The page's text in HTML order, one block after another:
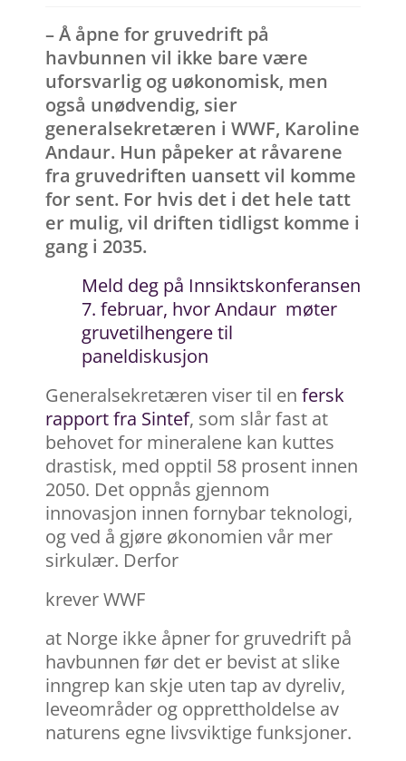
– Å åpne for gruvedrift på
havbunnen vil ikke bare være
uforsvarlig og uøkonomisk, men
også unødvendig, sier
generalsekretæren i WWF, Karoline
Andaur. Hun påpeker at råvarene
fra gruvedriften uansett vil komme
for sent. For hvis det i det hele tatt
er mulig, vil driften tidligst komme i
gang i 2035.
Meld deg på Innsiktskonferansen
7. februar, hvor Andaur møter
gruvetilhengere til
paneldiskusjon
Generalsekretæren viser til en fersk
rapport fra Sintef, som slår fast at
behovet for mineralene kan kuttes
drastisk, med opptil 58 prosent innen
2050. Det oppnås gjennom
innovasjon innen fornybar teknologi,
og ved å gjøre økonomien vår mer
sirkulær. Derfor
krever WWF
at Norge ikke åpner for gruvedrift på
havbunnen før det er bevist at slike
inngrep kan skje uten tap av dyreliv,
leveområder og opprettholdelse av
naturens egne livsviktige funksjoner.